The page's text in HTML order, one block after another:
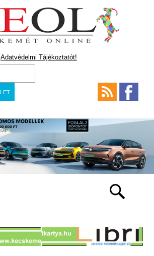
Adatvédelmi Tájékoztatót!